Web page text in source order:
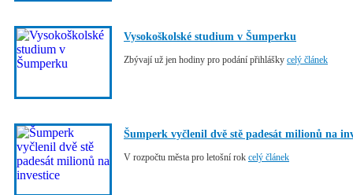
Vysokoškolské studium v Šumperku
Zbývají už jen hodiny pro podání přihlášky celý článek
Šumperk vyčlenil dvě stě padesát milionů na
V rozpočtu města pro letošní rok celý článek